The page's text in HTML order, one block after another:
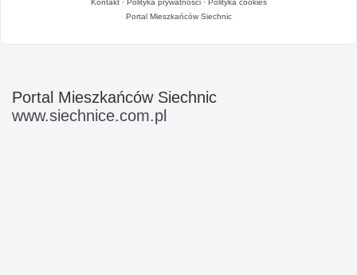
Kontakt· Polityka prywatności· Polityka cookies
Portal Mieszkańców Siechnic
Portal Mieszkańców Siechnic
www.siechnice.com.pl